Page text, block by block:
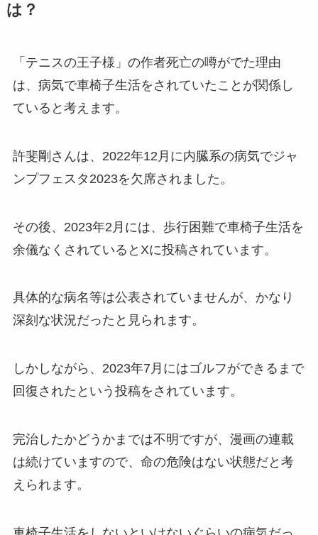
は？
「 テニスの王子様」の作者死亡の噂がでた理由
は、病気で車椅子生活をされていたことが関係し
ていると考えます。
許斐剛さんは、2022年12月に内臓系の病気でジャ
ンプフェスタ2023を欠席されました。
その後、2023年2月には、歩行困難で車椅子生活を
余儀なくされているとXに投稿されています。
具体的な病名等は公表されていませんが、かなり
深刻な状況だった と見られます。
しかしながら、2023年7月にはゴルフができるまで
回復されたという投稿をされています。
完治したかどうかまでは不明ですが、漫画の連載
は続けていますので、命の危険はない状態だと考
えられます。